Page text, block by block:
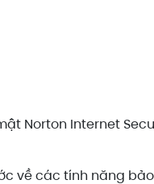
Norton Internet
về các tính năng